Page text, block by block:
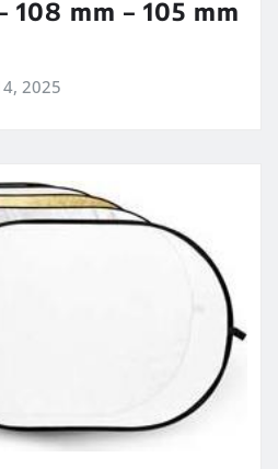
108 mm – 105 mm
2025